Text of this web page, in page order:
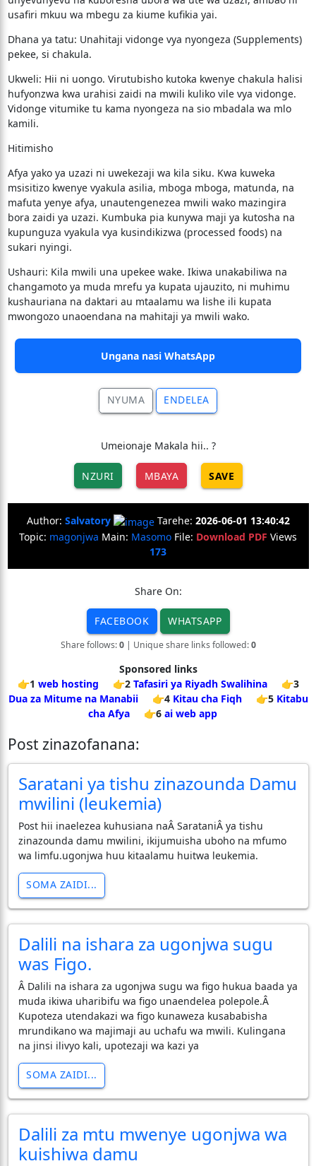
usafiri mkuu wa mbegu za kiume kufikia yai.
​Dhana ya tatu: Unahitaji vidonge vya nyongeza (Supplements)
pekee, si chakula.
​Ukweli: Hii ni uongo. Virutubisho kutoka kwenye chakula halisi
hufyonzwa kwa urahisi zaidi na mwili kuliko vile vya vidonge.
Vidonge vitumike tu kama nyongeza na sio mbadala wa mlo
kamili.
​Hitimisho
​Afya yako ya uzazi ni uwekezaji wa kila siku. Kwa kuweka
msisitizo kwenye vyakula asilia, mboga mboga, matunda, na
mafuta yenye afya, unautengenezea mwili wako mazingira
bora zaidi ya uzazi. Kumbuka pia kunywa maji ya kutosha na
kupunguza vyakula vya kusindikizwa (processed foods) na
sukari nyingi.
​Ushauri: Kila mwili una upekee wake. Ikiwa unakabiliwa na
changamoto ya muda mrefu ya kupata ujauzito, ni muhimu
kushauriana na daktari au mtaalamu wa lishe ili kupata
mwongozo unaoendana na mahitaji ya mwili wako.
Ungana nasi WhatsApp
NYUMA ENDELEA
Umeionaje Makala hii.. ?
NZURI MBAYA SAVE
Author: Salvatory Tarehe: 2026-06-01 13:40:42
Topic: magonjwa Main: Masomo File: Download PDF Views
173
Share On:
FACEBOOK WHATSAPP
Share follows:0| Unique share links followed:0
Sponsored links
👉1 web hosting 👉2 Tafasiri ya Riyadh Swalihina
👉3
Dua za Mitume na Manabii
👉4 Kitau cha Fiqh 👉5 Kitabu
cha Afya
👉6 ai web app
Post zinazofanana:
Saratani ya tishu zinazounda Damu
mwilini (leukemia)
Post hii inaelezea kuhusiana naÂ SarataniÂ ya tishu
zinazounda damu mwilini, ikijumuisha uboho na mfumo
wa limfu.ugonjwa huu kitaalamu huitwa leukemia.
SOMA ZAIDI...
Dalili na ishara za ugonjwa sugu
was Figo.
Â Dalili na ishara za ugonjwa sugu wa figo hukua baada ya
muda ikiwa uharibifu wa figo unaendelea polepole.Â
Kupoteza utendakazi wa figo kunaweza kusababisha
mrundikano wa majimaji au uchafu wa mwili. Kulingana
na jinsi ilivyo kali, upotezaji wa kazi ya
SOMA ZAIDI...
Dalili za mtu mwenye ugonjwa wa
kuishiwa damu